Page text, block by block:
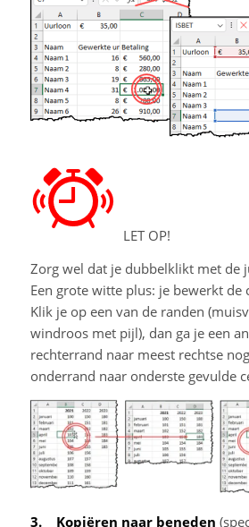
LET OP!
Zorg wel dat je dubbelklikt met de
Een grote witte plus: je bewerkt de
Klik je op een van de randen
windroos met pijl), dan ga je een
rechterrand naar meest rechtse
onderrand naar onderste gevulde
3. Kopiëren naar beneden